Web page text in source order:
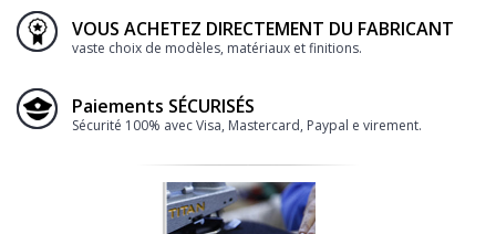
VOUS ACHETEZ DIRECTEMENT DU FABRICANT
vaste choix de modèles, matériaux et finitions.
Paiements SÉCURISÉS
Sécurité 100% avec Visa, Mastercard, Paypal e virement.